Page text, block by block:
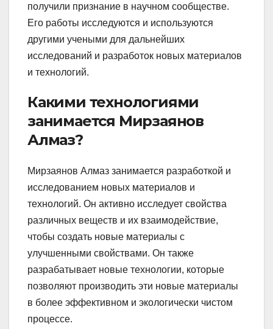
получили признание в научном сообществе.
Его работы исследуются и используются
другими учеными для дальнейших
исследований и разработок новых материалов
и технологий.
Какими технологиями
занимается Мирзаянов
Алмаз?
Мирзаянов Алмаз занимается разработкой и
исследованием новых материалов и
технологий. Он активно исследует свойства
различных веществ и их взаимодействие,
чтобы создать новые материалы с
улучшенными свойствами. Он также
разрабатывает новые технологии, которые
позволяют производить эти новые материалы
в более эффективном и экологически чистом
процессе.